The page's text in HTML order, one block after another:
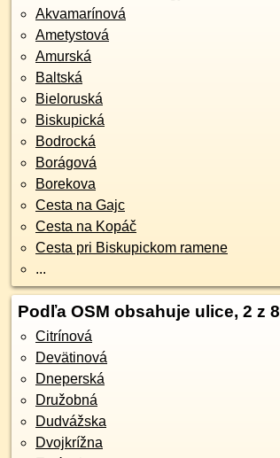
Akvamarínová
Ametystová
Amurská
Baltská
Bieloruská
Biskupická
Bodrocká
Borágová
Borekova
Cesta na Gajc
Cesta na Kopáč
Cesta pri Biskupickom ramene
...
Podľa OSM obsahuje ulice, 2 z 8
Citrínová
Devätinová
Dneperská
Družobná
Dudvážska
Dvojkrížna